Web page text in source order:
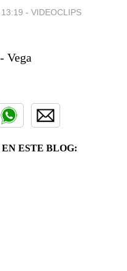
- VIDEOCLIPS
Vega
ESTE BLOG: